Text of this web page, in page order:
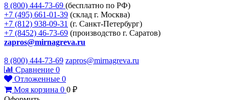
8 (800) 444-73-69 (бесплатно по РФ)
+7 (495) 661-01-39 (склад г. Москва)
+7 (812) 938-09-31 (г. Санкт-Петербург)
+7 (8452) 46-73-69 (производство г. Саратов)
zapros@mirnagreva.ru
8 (800) 444-73-69 zapros@mirnagreva.ru
Сравнение 0
Отложенные 0
Моя корзина 0 0 ₽